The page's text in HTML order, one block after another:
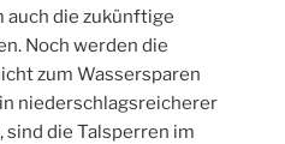
auch die zukünftige
Noch werden die
zum Wassersparen
niederschlagsreicherer
die Talsperren im